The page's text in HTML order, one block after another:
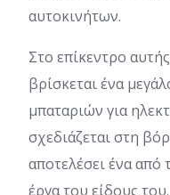
αυτοκινήτων.
Στο επίκεντρο
βρίσκεται ένα
μπαταριών για
σχεδιάζεται στη
αποτελέσει ένα από
έργα του είδους